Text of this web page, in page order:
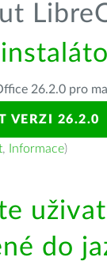
26.2.0 pro
VERZI 26.2.0
, Informace)
do